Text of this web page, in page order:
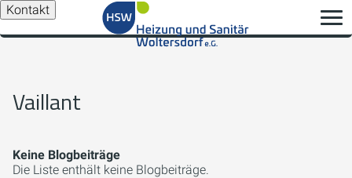
Kontakt
Vaillant
Keine Blogbeiträge
Die Liste enthält keine Blogbeiträge.